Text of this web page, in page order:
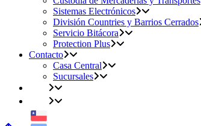
Sistemas Electrónicos
División Countries y Barrios Cerrados
Servicio Bitácora
Protection Plus
Contacto
Casa Central
Sucursales